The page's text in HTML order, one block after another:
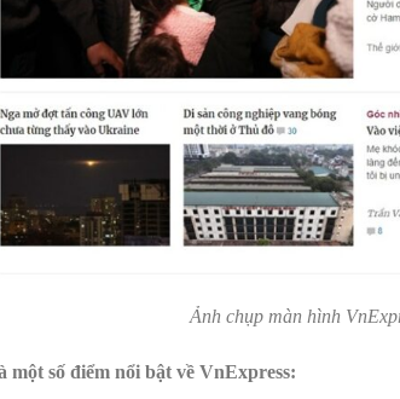
Ảnh chụp màn hình
một số điểm nổi bật về VnExpress: